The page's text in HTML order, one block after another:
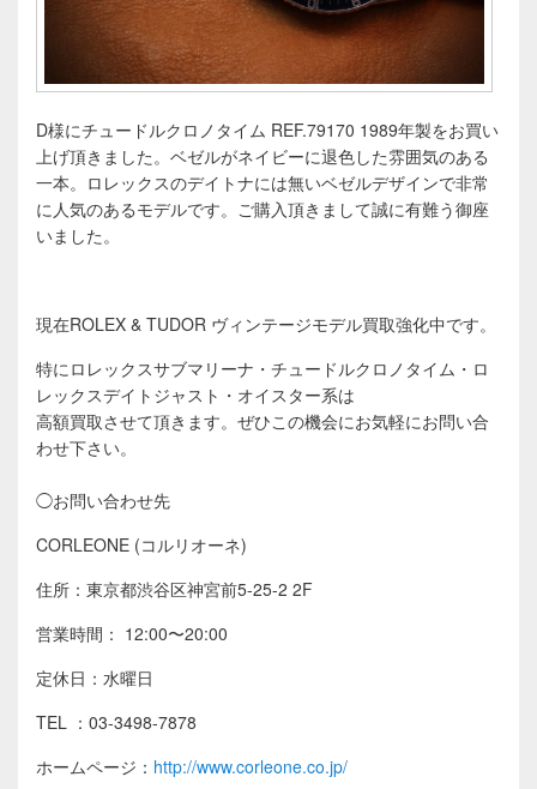
D様にチュードルクロノタイム REF.79170 1989年製をお買い
上げ頂きました。ベゼルがネイビーに退色した雰囲気のある
一本。ロレックスのデイトナには無いベゼルデザインで非常
に人気のあるモデルです。ご購入頂きまして誠に有難う御座
いました。
現在ROLEX & TUDOR ヴィンテージモデル買取強化中です。
特にロレックスサブマリーナ・チュードルクロノタイム・ロ
レックスデイトジャスト・オイスター系は
高額買取させて頂きます。 ぜひこの機会にお気軽にお問い合
わせ下さい。
◯お問い合わせ先
CORLEONE (コルリオーネ)
住所：東京都渋谷区神宮前5-25-2 2F
営業時間： 12:00〜20:00
定休日：水曜日
TEL ：03-3498-7878
ホームページ： http://www.corleone.co.jp/